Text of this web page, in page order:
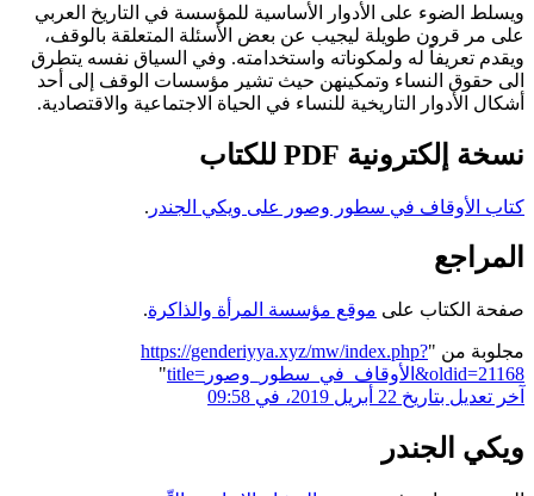
ويسلط الضوء على الأدوار الأساسية للمؤسسة في التاريخ العربي
على مر قرون طويلة ليجيب عن بعض الأسئلة المتعلقة بالوقف،
ويقدم تعريفاً له ولمكوناته واستخدامته. وفي السياق نفسه يتطرق
الى حقوق النساء وتمكينهن حيث تشير مؤسسات الوقف إلى أحد
أشكال الأدوار التاريخية للنساء في الحياة الاجتماعية والاقتصادية.
نسخة إلكترونية PDF للكتاب
كتاب الأوقاف في سطور وصور على ويكي الجندر .
المراجع
صفحة الكتاب على موقع مؤسسة المرأة والذاكرة.
مجلوبة من "https://genderiyya.xyz/mw/index.php?
title=الأوقاف_في_سطور_وصور&oldid=21168
"
آخر تعديل بتاريخ 22 أبريل 2019، في 09:58
ويكي الجندر